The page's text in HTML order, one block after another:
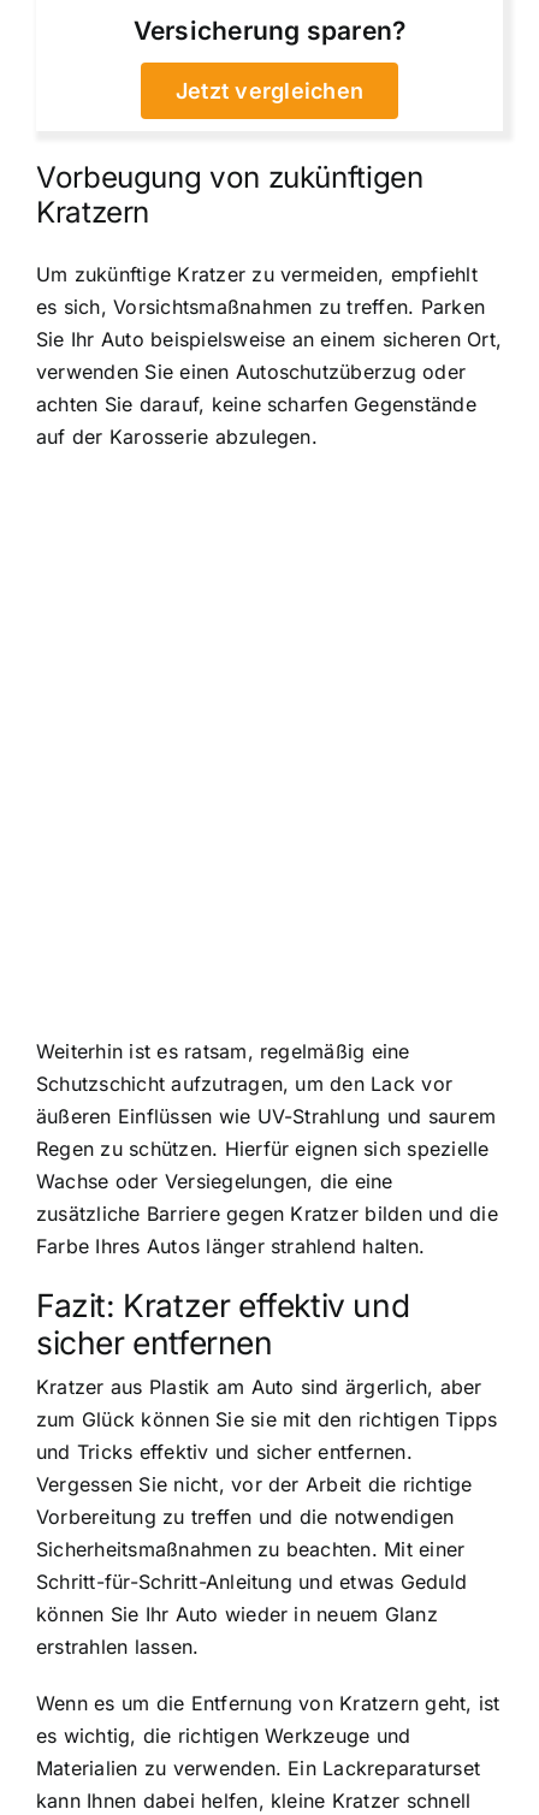
Versicherung sparen?
Jetzt vergleichen
Vorbeugung von zukünftigen
Kratzern
Um zukünftige Kratzer zu vermeiden, empfiehlt
es sich, Vorsichtsmaßnahmen zu treffen. Parken
Sie Ihr Auto beispielsweise an einem sicheren Ort,
verwenden Sie einen Autoschutzüberzug oder
achten Sie darauf, keine scharfen Gegenstände
auf der Karosserie abzulegen.
Weiterhin ist es ratsam, regelmäßig eine
Schutzschicht aufzutragen, um den Lack vor
äußeren Einflüssen wie UV-Strahlung und saurem
Regen zu schützen. Hierfür eignen sich spezielle
Wachse oder Versiegelungen, die eine
zusätzliche Barriere gegen Kratzer bilden und die
Farbe Ihres Autos länger strahlend halten.
Fazit: Kratzer effektiv und
sicher entfernen
Kratzer aus Plastik am Auto sind ärgerlich, aber
zum Glück können Sie sie mit den richtigen Tipps
und Tricks effektiv und sicher entfernen.
Vergessen Sie nicht, vor der Arbeit die richtige
Vorbereitung zu treffen und die notwendigen
Sicherheitsmaßnahmen zu beachten. Mit einer
Schritt-für-Schritt-Anleitung und etwas Geduld
können Sie Ihr Auto wieder in neuem Glanz
erstrahlen lassen.
Wenn es um die Entfernung von Kratzern geht, ist
es wichtig, die richtigen Werkzeuge und
Materialien zu verwenden. Ein Lackreparaturset
kann Ihnen dabei helfen, kleine Kratzer schnell